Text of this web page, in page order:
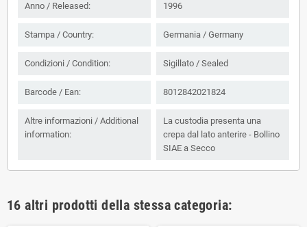
Anno / Released: 1996
Stampa / Country: Germania / Germany
Condizioni / Condition: Sigillato / Sealed
Barcode / Ean: 8012842021824
Altre informazioni / Additional
information:
La custodia presenta una
crepa dal lato anterire - Bollino
SIAE a Secco
16 altri prodotti della stessa categoria: